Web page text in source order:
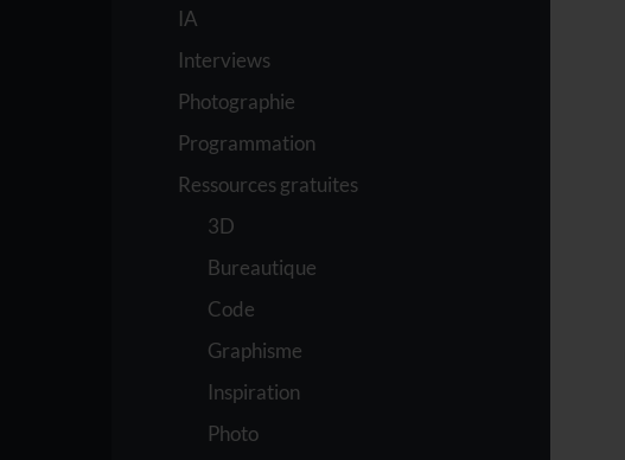
IA
Interviews
Photographie
Programmation
Ressources gratuites
3D
Bureautique
Code
Graphisme
Inspiration
Photo